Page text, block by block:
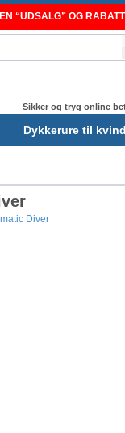
“UDSALG” OG
Sikker og tryg online
Dykkerure til